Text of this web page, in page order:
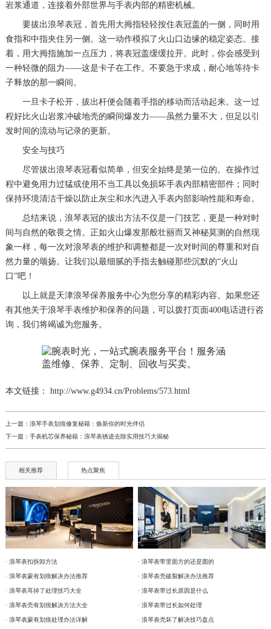
岩浆通道，连接着外部世界与手表内部的精密机械。
要拔出浪琴表冠，首先用大拇指轻轻按住表冠盖的一侧，同时用
食指和中指夹住另一侧。这一动作模拟了火山口边缘的稳定姿态。接
着，用大拇指施加一点压力，将表冠盖缓缓拉开。此时，你会感受到
一种轻微的阻力——这是卡子在工作。不要急于求成，耐心地等待卡
子释放的那一瞬间。
一旦卡子松开，拔出杆便会随着手指的移动而活动起来。这一过
程好比火山岩浆冲破地壳的瞬间爆发力——虽然力量不大，但足以引
发时间的流动与记录的更新。
安全与技巧
尽管拔出浪琴表冠看似简单，但安全始终是第一位的。在操作过
程中避免用力过猛或使用不当工具以免损坏手表内部精密部件；同时
保持环境清洁干燥以防止灰尘和水汽进入手表内部影响性能和寿命。
总结来说，浪琴表冠的拔出方法不仅是一门技艺，更是一种对时
间与自然的敬畏之情。正如火山爆发那般壮丽而又神秘莫测的自然现
象一样，每一次对浪琴表的维护和调整都是一次对时间的尊重和对自
然力量的颂扬。让我们以最细腻的手指去触碰那些沉默的“火山
口”吧！
以上就是天津浪琴保养服务中心为您分享的精彩内容。如果您还
有其他关于浪琴手表维护和保养的问题，可以拨打页面400电话进行咨
询，我们将竭诚为您服务。
本文链接： http://www.g4934.cn/Problems/573.html
上一篇： 浪琴手表划痕修复秘籍：焕新你的时光伴侣
下一篇： 手表机芯保养秘籍：浪琴表锈迹去除实用技巧大揭秘
相关推荐 热点聚焦
· 浪琴表扣拆卸方法
· 浪琴表蒙有划痕解决办法推荐
· 浪琴表耳掉了处理技巧大全
· 浪琴表壳有划痕解决方法大全
· 浪琴表蒙有划痕处理办法详解
· 浪琴表带里面方的还是圆的
· 浪琴表壳破裂解决办法推荐
· 浪琴表带过长原因是什么
· 浪琴表带过长如何处理
· 浪琴表壳坏了解决技巧盘点